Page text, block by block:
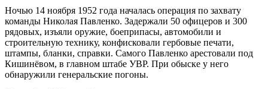
Ночью 14 ноября 1952 года началась операция по захвату
команды Николая Павленко. Задержали 50 офицеров и 300
рядовых, изъяли оружие, боеприпасы, автомобили и
строительную технику, конфисковали гербовые печати,
штампы, бланки, справки. Самого Павленко арестовали под
Кишинёвом, в главном штабе УВР. При обыске у него
обнаружили генеральские погоны.